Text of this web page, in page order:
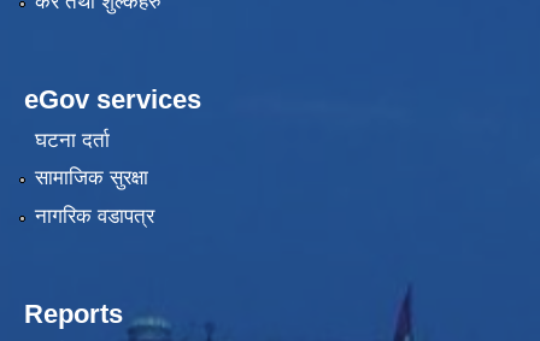
eGov services
घटना दर्ता
सामाजिक सुरक्षा
नागरिक वडापत्र
Reports